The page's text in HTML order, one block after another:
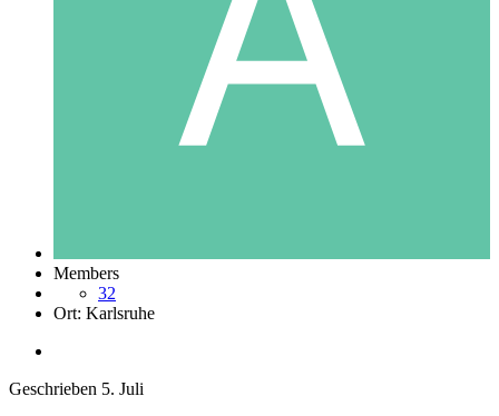
Members
32
Ort: Karlsruhe
Geschrieben 5. Juli